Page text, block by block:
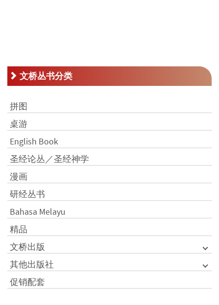
文桥丛书分类
拼图
桌游
English Book
圣经论丛／圣经神学
漫画
研经丛书
Bahasa Melayu
精品
文桥出版
其他出版社
促销配套